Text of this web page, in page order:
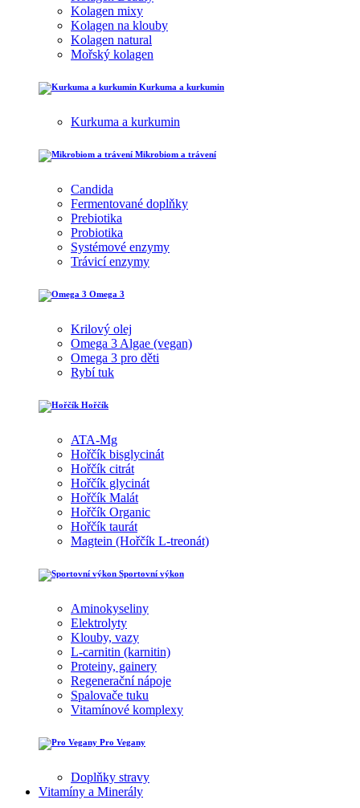
Kolagen mixy
Kolagen na klouby
Kolagen natural
Mořský kolagen
Kurkuma a kurkumin
Kurkuma a kurkumin
Mikrobiom a trávení
Candida
Fermentované doplňky
Prebiotika
Probiotika
Systémové enzymy
Trávicí enzymy
Omega 3
Krilový olej
Omega 3 Algae (vegan)
Omega 3 pro děti
Rybí tuk
Hořčík
ATA-Mg
Hořčík bisglycinát
Hořčík citrát
Hořčík glycinát
Hořčík Malát
Hořčík Organic
Hořčík taurát
Magtein (Hořčík L-treonát)
Sportovní výkon
Aminokyseliny
Elektrolyty
Klouby, vazy
L-carnitin (karnitin)
Proteiny, gainery
Regenerační nápoje
Spalovače tuku
Vitamínové komplexy
Pro Vegany
Doplňky stravy
Vitamíny a Minerály